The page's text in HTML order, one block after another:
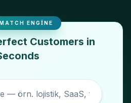
ENGINE
Customers in